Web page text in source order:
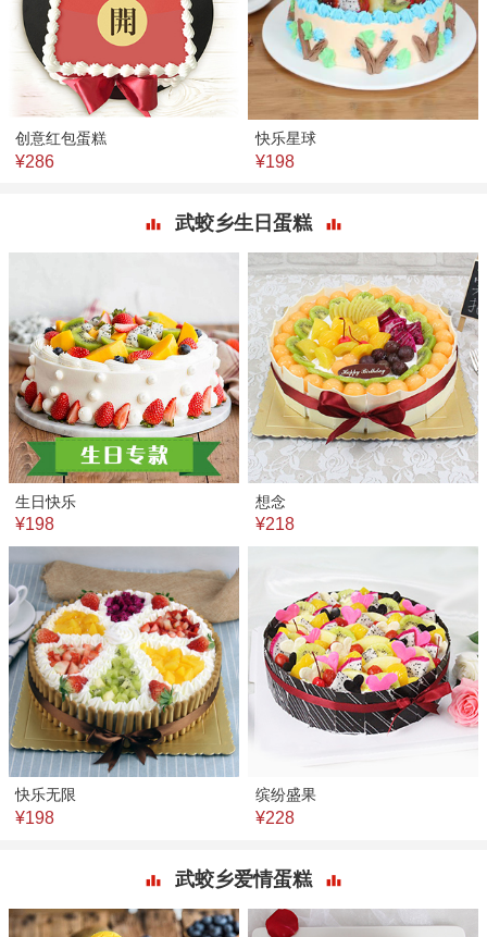
创意红包蛋糕
¥286
快乐星球
¥198
武蛟乡生日蛋糕
生日快乐
¥198
想念
¥218
快乐无限
¥198
缤纷盛果
¥228
武蛟乡爱情蛋糕